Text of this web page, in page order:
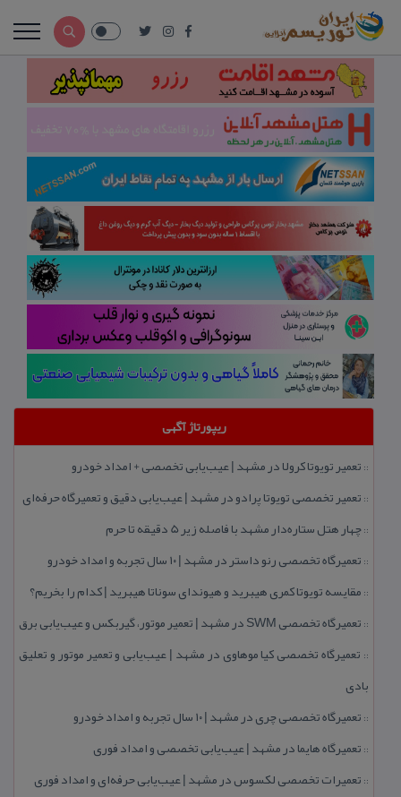
ریپورتاژ آگهی
:: تعمیر تویوتا كرولا در مشهد | عیب‌یابی تخصصی + امداد خودرو
:: تعمیر تخصصی تویوتا پرادو در مشهد | عیب‌یابی دقیق و تعمیرگاه حرفه‌ای
::چهار هتل‌ ستاره‌دار مشهد با فاصله زیر 5 دقیقه تا حرم
:: تعمیرگاه تخصصی رنو داستر در مشهد | ۱۰ سال تجربه و امداد خودرو
:: مقایسه تویوتا كمری هیبرید و هیوندای سوناتا هیبرید | كدام را بخریم؟
:: تعمیرگاه تخصصی SWM در مشهد | تعمیر موتور، گیربكس و عیب‌یابی برق
:: تعمیرگاه تخصصی كیا موهاوی در مشهد | عیب‌یابی و تعمیر موتور و تعلیق
بادی
:: تعمیرگاه تخصصی چری در مشهد | ۱۰ سال تجربه و امداد خودرو
:: تعمیرگاه هایما در مشهد | عیب‌یابی تخصصی و امداد فوری
:: تعمیرات تخصصی لكسوس در مشهد | عیب‌یابی حرفه‌ای و امداد فوری